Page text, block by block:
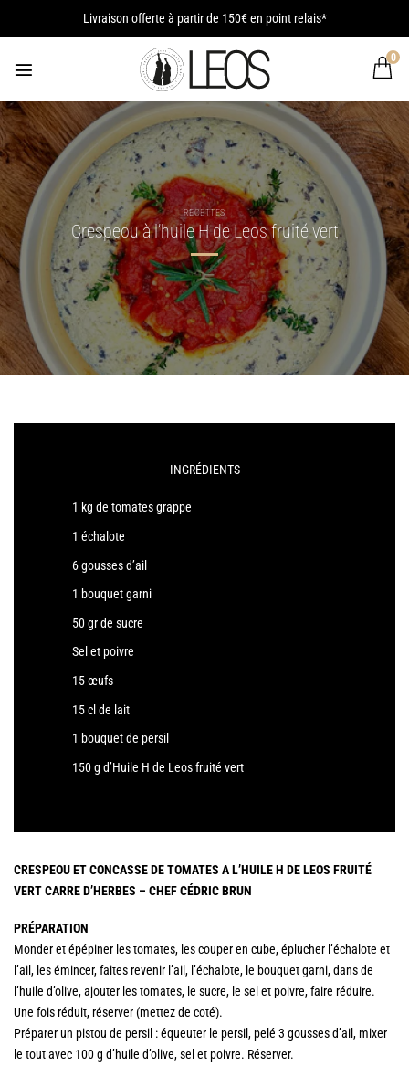
Livraison offerte à partir de 150€ en point relais*
0
RECETTES
Crespeou à l’huile H de Leos fruité vert
INGRÉDIENTS
1 kg de tomates grappe
1 échalote
6 gousses d’ail
1 bouquet garni
50 gr de sucre
Sel et poivre
15 œufs
15 cl de lait
1 bouquet de persil
150 g d’Huile H de Leos fruité vert
CRESPEOU ET CONCASSE DE TOMATES A L’HUILE H DE LEOS FRUITÉ
VERT CARRE D’HERBES – CHEF CÉDRIC BRUN
PRÉPARATION
Monder et épépiner les tomates, les couper en cube, éplucher l’échalote et
l’ail, les émincer, faites revenir l’ail, l’échalote, le bouquet garni, dans de
l’huile d’olive, ajouter les tomates, le sucre, le sel et poivre, faire réduire.
Une fois réduit, réserver (mettez de coté).
Préparer un pistou de persil : équeuter le persil, pelé 3 gousses d’ail, mixer
le tout avec 100 g d’huile d’olive, sel et poivre. Réserver.